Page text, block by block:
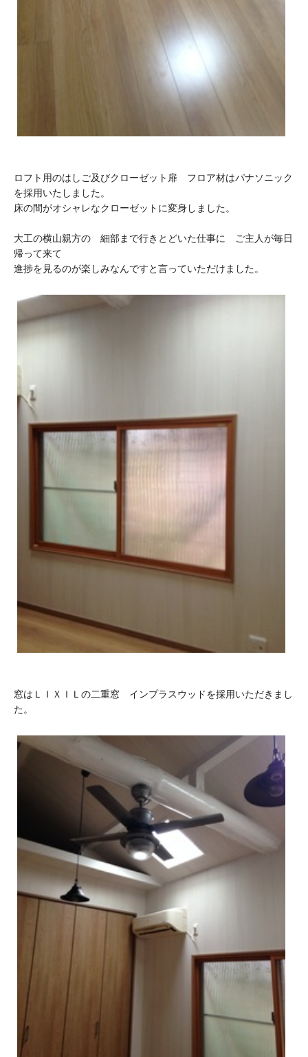
ロフト用のはしご及びクローゼット扉 フロア材はパナソニック
を採用いたしました。
床の間がオシャレなクローゼットに変身しました。
大工の横山親方の 細部まで行きとどいた仕事に ご主人が毎日
帰って来て
進捗を見るのが楽しみなんですと言っていただけました。
窓はＬＩＸＩＬの二重窓 インプラスウッドを採用いただきまし
た。